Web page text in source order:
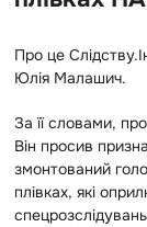
Про це
Юлія Малашич.
За її словами,
Він просив
змонтований
плівках, які